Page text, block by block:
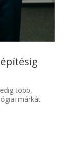
több,
márkát